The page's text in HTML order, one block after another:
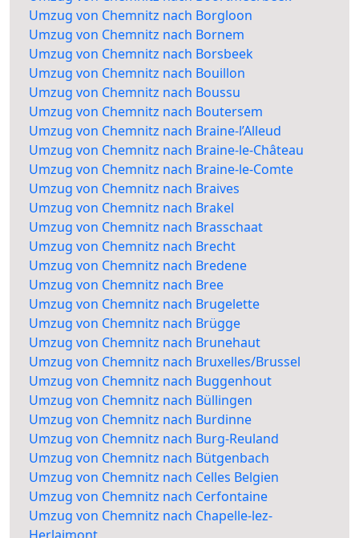
Umzug von Chemnitz nach Borgloon
Umzug von Chemnitz nach Bornem
Umzug von Chemnitz nach Borsbeek
Umzug von Chemnitz nach Bouillon
Umzug von Chemnitz nach Boussu
Umzug von Chemnitz nach Boutersem
Umzug von Chemnitz nach Braine-l’Alleud
Umzug von Chemnitz nach Braine-le-Château
Umzug von Chemnitz nach Braine-le-Comte
Umzug von Chemnitz nach Braives
Umzug von Chemnitz nach Brakel
Umzug von Chemnitz nach Brasschaat
Umzug von Chemnitz nach Brecht
Umzug von Chemnitz nach Bredene
Umzug von Chemnitz nach Bree
Umzug von Chemnitz nach Brugelette
Umzug von Chemnitz nach Brügge
Umzug von Chemnitz nach Brunehaut
Umzug von Chemnitz nach Bruxelles/Brussel
Umzug von Chemnitz nach Buggenhout
Umzug von Chemnitz nach Büllingen
Umzug von Chemnitz nach Burdinne
Umzug von Chemnitz nach Burg-Reuland
Umzug von Chemnitz nach Bütgenbach
Umzug von Chemnitz nach Celles Belgien
Umzug von Chemnitz nach Cerfontaine
Umzug von Chemnitz nach Chapelle-lez-